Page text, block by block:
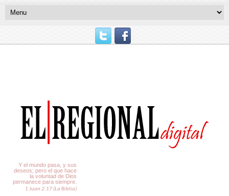
Y el mundo pasa, y sus
deseos; pero el que hace
la voluntad de Dios
permanece para siempre.
1 Juan 2:17 (La Biblia)